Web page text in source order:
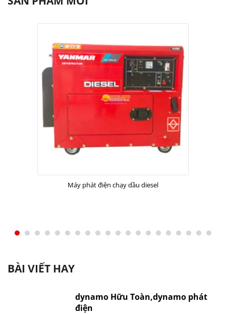
Máy phát điện chạy dầu diesel
BÀI VIẾT HAY
dynamo Hữu Toàn,dynamo phát
điện